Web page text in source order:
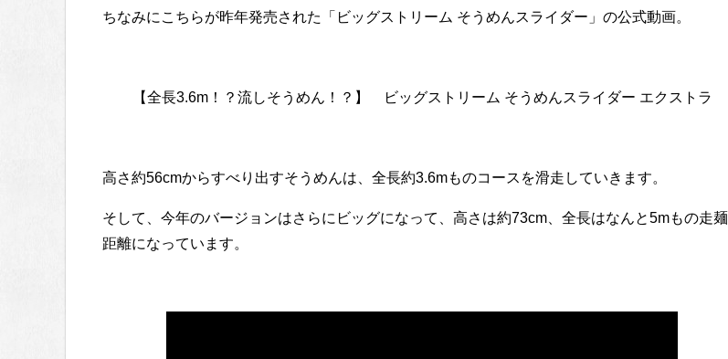
ちなみにこちらが昨年発売された「ビッグストリーム そうめんスライダー」の公式動画。
【全長3.6m！？流しそうめん！？】 ビッグストリーム そうめんスライダー エクストラ
高さ約56cmからすべり出すそうめんは、全長約3.6mものコースを滑走していきます。
そして、今年のバージョンはさらにビッグになって、高さは約73cm、全長はなんと5mもの走麺
距離になっています。